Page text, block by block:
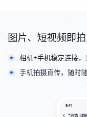
图片、短视频即
相机+手机稳定连接
手机拍摄直传，随时